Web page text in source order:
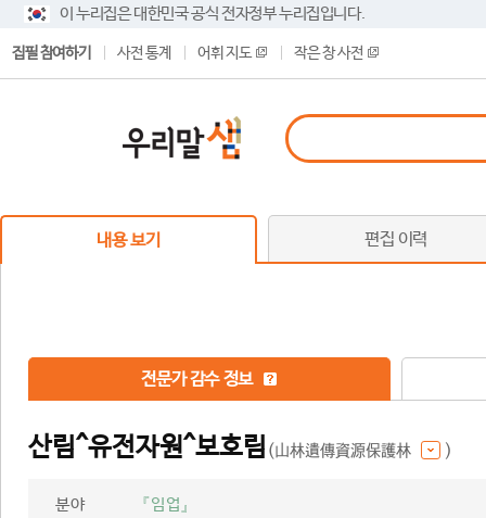
이 누리집은 대한민국 공식 전자정부 누리집입니다.
집필 참여하기 사전 통계 어휘 지도 작은 창 사전
내용 보기 편집 이력
전문가 감수 정보
산림^유전자원^보호림 (山林遺傳資源保護林 )
분야 『임업』